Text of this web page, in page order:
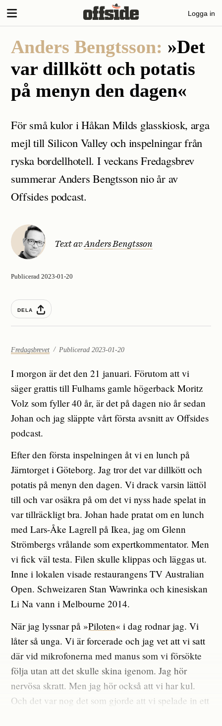
Skip
Logga in
Anders Bengtsson: »Det
var dillkött och potatis
på menyn den dagen«
Fredagsbrevet Publicerad 2023-01-20
För små kulor i Håkan Milds glasskiosk, arga
mejl till Silicon Valley och inspelningar från
ryska bordellhotell. I veckans Fredagsbrev
summerar Anders Bengtsson nio år av
Offsides podcast.
Text avAnders Bengtsson
Publicerad 2023-01-20
DELA
I morgon är det den 21 januari. Förutom att vi
säger grattis till Fulhams gamle högerback Moritz
Volz som fyller 40 år, är det på dagen nio år sedan
Johan och jag släppte vårt första avsnitt av Offsides
podcast.
Efter den första inspelningen åt vi en lunch på
Järntorget i Göteborg. Jag tror det var dillkött och
potatis på menyn den dagen. Vi drack varsin lättöl
till och var osäkra på om det vi nyss hade spelat in
var tillräckligt bra. Johan hade pratat om en lunch
med Lars-Åke Lagrell på Ikea, jag om Glenn
Strömbergs vrålande som expertkommentator. Men
vi fick väl testa. Filen skulle klippas och läggas ut.
Inne i lokalen visade restaurangens TV Australian
Open. Schweizaren Stan Wawrinka och kinesiskan
Li Na vann i Melbourne 2014.
När jag lyssnar på »Piloten« i dag rodnar jag. Vi
låter så unga. Vi är forcerade och jag vet att vi satt
där vid mikrofonerna med manus som vi försökte
följa utan att det skulle skina igenom. Jag hör
nervösa skratt. Men jag hör också att vi har kul.
Och det var nog det som gjorde att vi spelade in ett